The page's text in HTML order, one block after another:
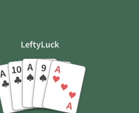
LeftyLuck
A
♣♣
A
10
♣ ♣♣
10
A
♠ ♠♠
9
♠
♠
♠
A
♥
♥
♥
A